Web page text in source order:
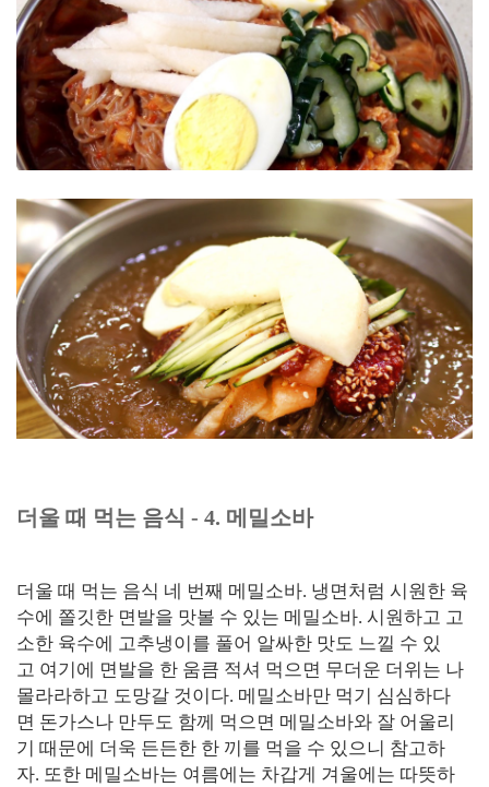
더울 때 먹는 음식 - 4. 메밀소바
더울 때 먹는 음식 네 번째 메밀소바. 냉면처럼 시원한 육
수에 쫄깃한 면발을 맛볼 수 있는 메밀소바. 시원하고 고
소한 육수에 고추냉이를 풀어 알싸한 맛도 느낄 수 있
고 여기에 면발을 한 움큼 적셔 먹으면 무더운 더위는 나
몰라라하고 도망갈 것이다. 메밀소바만 먹기 심심하다
면 돈가스나 만두도 함께 먹으면 메밀소바와 잘 어울리
기 때문에 더욱 든든한 한 끼를 먹을 수 있으니 참고하
자. 또한 메밀소바는 여름에는 차갑게 겨울에는 따뜻하